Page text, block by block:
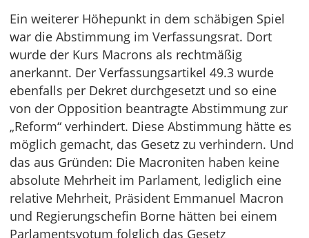
Ein weiterer Höhepunkt in dem schäbigen Spiel
war die Abstimmung im Verfassungsrat. Dort
wurde der Kurs Macrons als rechtmäßig
anerkannt. Der Verfassungsartikel 49.3 wurde
ebenfalls per Dekret durchgesetzt und so eine
von der Opposition beantragte Abstimmung zur
„Reform“ verhindert. Diese Abstimmung hätte es
möglich gemacht, das Gesetz zu verhindern. Und
das aus Gründen: Die Macroniten haben keine
absolute Mehrheit im Parlament, lediglich eine
relative Mehrheit, Präsident Emmanuel Macron
und Regierungschefin Borne hätten bei einem
Parlamentsvotum folglich das Gesetz